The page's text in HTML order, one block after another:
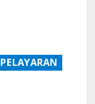
PELAYARAN